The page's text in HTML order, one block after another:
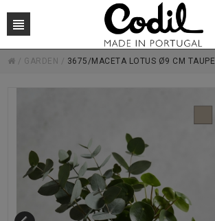
/ GARDEN / 3675/MACETA LOTUS Ø9 CM TAUPE